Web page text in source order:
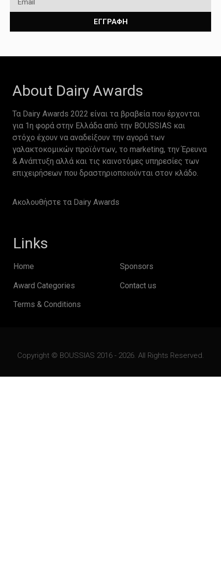
ΕΓΓΡΑΦΗ
About Dairy Awards
Τα Dairy Awards 2022 είναι τα βραβεία που έρχονται
για 1η φορά στην Ελλάδα από την BOUSSIAS και
στόχο έχουν να αναδείξουν την αγορά των
γαλακτοκομικών προϊόντων, το marketing, την Έρευνα
& Ανάπτυξη αλλά και τις καινοτόμες υπηρεσίες των
επιχειρήσεων που δραστηριοποιούνται στον κλάδο.
Ακολουθήστε τα Dairy Awards
Links
Home
Award Categories
Terms & Conditions
Sponsors
Contact us
Copyright © BOUSSIAS 2016 - 2026. All Rights Reserved.